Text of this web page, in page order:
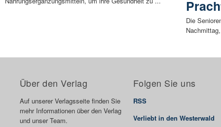
Die
Über den Verlag
Auf unserer Verlagsseite finden Sie
mehr Informationen über den Verlag
und unser Team.
Folgen Sie uns
RSS
Verliebt in den Westerwald